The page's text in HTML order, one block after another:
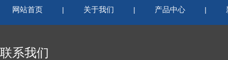
网站首页 | 关于我们 | 产品中心 |
联系我们